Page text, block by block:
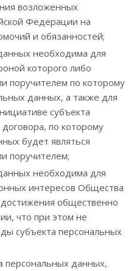
возложенных
Федерации на
и обязанностей;
необходима для
которого либо
поручителем по которому
данных, а также для
субъекта
по которому
будет являться
поручителем;
необходима для
интересов Общества
общественно
что при этом не
субъекта персональных
персональных данных,